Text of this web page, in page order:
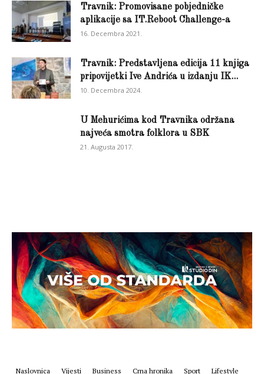
Travnik: Promovisane pobjedničke
aplikacije sa IT.Reboot Challenge-a
16. Decembra 2021.
Travnik: Predstavljena edicija 11 knjiga
pripovijetki Ive Andrića u izdanju IK...
10. Decembra 2024.
U Mehurićima kod Travnika održana
najveća smotra folklora u SBK
21. Augusta 2017.
Naslovnica Vijesti Business Crna hronika Sport Lifestyle